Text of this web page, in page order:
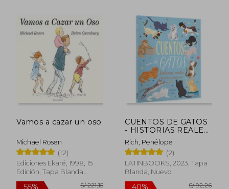
Vamos a cazar un oso
Michael Rosen
(12)
Ediciones Ekaré, 1998, 15
Edición, Tapa Blanda,
Nuevo
CUENTOS DE GATOS
- HISTORIAS REALES
DE FELINOS
FANTÁSTICOS
Rich, Penélope
(2)
LATINBOOKS, 2023, Tapa
Blanda, Nuevo